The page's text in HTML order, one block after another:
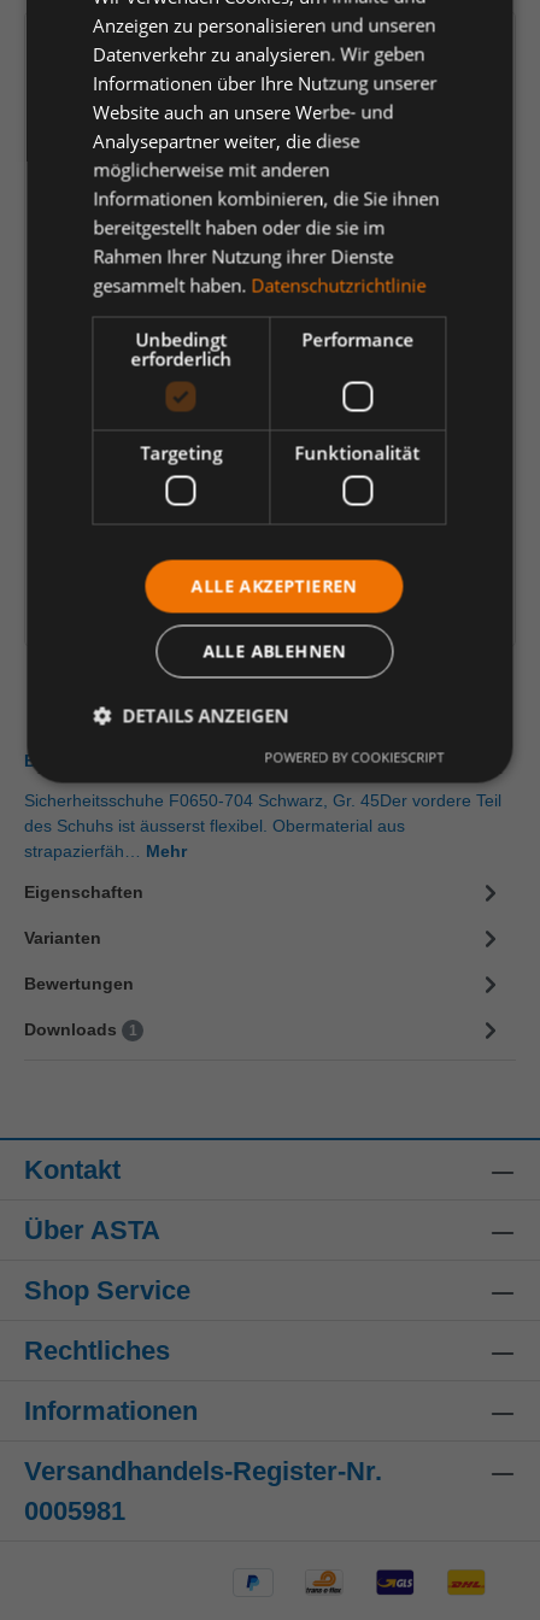
Versandfertig in 5 Tagen, Lieferzeit 1-3 Tage
Farbeauswählen
Nussbraun/Schwarz Schwarz Weiss/Hellgrau-meliert
steinblau/schwartz waldgrün/schwartz
Größeauswählen
44 45 47 48
Anzahl verringern Anzahl erhöhen
In den Warenkorb
Artikelinformationen herunterladen
Beschreibung
Sicherheitsschuhe F0650-704 Schwarz, Gr. 45Der vordere Teil
des Schuhs ist äusserst flexibel. Obermaterial aus
strapazierfäh… Mehr
Eigenschaften
Varianten
Bewertungen
Downloads 1
Kontakt
Über ASTA
Shop Service
Rechtliches
Informationen
Versandhandels-Register-Nr.
0005981
Anzeigen zu personalisieren und unseren
Datenverkehr zu analysieren. Wir geben
Informationen über Ihre Nutzung unserer
Website auch an unsere Werbe- und
Analysepartner weiter, die diese
möglicherweise mit anderen
Informationen kombinieren, die Sie ihnen
bereitgestellt haben oder die sie im
Rahmen Ihrer Nutzung ihrer Dienste
gesammelt haben. Datenschutzrichtlinie
Unbedingt
erforderlich
Performance
Targeting Funktionalität
ALLE AKZEPTIEREN
ALLE ABLEHNEN
DETAILS ANZEIGEN
POWERED BY COOKIESCRIPT